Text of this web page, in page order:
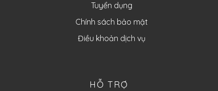
Tuyển dụng
Chính sách bảo mật
Điều khoản dịch vụ
HỖ TRỢ